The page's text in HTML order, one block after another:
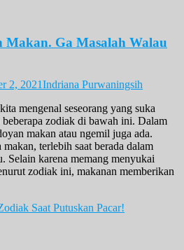
Makan. Ga Masalah Walau
2, 2021Indriana Purwaningsih
mengenal seseorang yang suka
zodiak di bawah ini. Dalam
makan atau ngemil juga ada.
terlebih saat berada dalam
Selain karena memang menyukai
zodiak ini, makanan memberikan